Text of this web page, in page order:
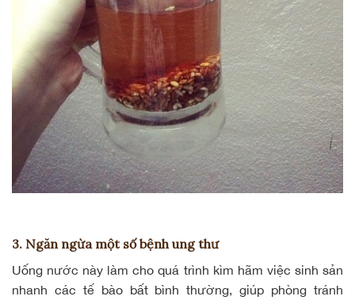
3. Ngăn ngừa một số bệnh ung thư
Uống nước này làm cho quá trình kìm hãm việc sinh sản
nhanh các tế bào bất bình thường, giúp phòng tránh